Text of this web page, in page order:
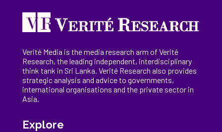
Verité Media is the media research arm of Verité
Research, theleading independent, interdisciplinary
think tank in Sri Lanka. Verité Research also provides
strategic analysis and advice to governments,
international organisations and the private sector in
Asia.
Explore